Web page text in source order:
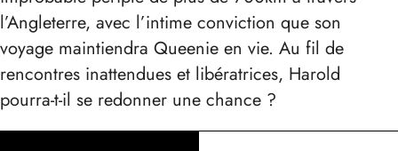
l’Angleterre, avec l’intime conviction que son
voyage maintiendra Queenie en vie. Au fil de
rencontres inattendues et libératrices, Harold
pourra-t-il se redonner une chance ?